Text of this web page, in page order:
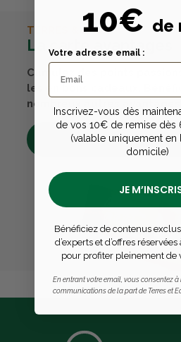
TERRES & EAUX
La carte avantages
Cumulez des points
les en bons cadeaux.
nombreux autres avantages.
Découvrez tous ses
10€ de
Votre adresse email :
Inscrivez-vous dès
de vos 10€ de remise dès
(valable uniquement en
domicile)
JE
Bénéficiez de contenus
d’experts et d’offres
pour profiter pleinement de
En entrant votre email, vous consentez à
communications de la part de Terres et